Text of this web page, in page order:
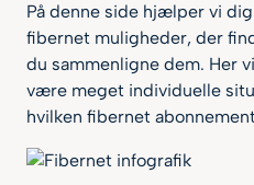
Teknologi
Udbydere
På denne side hjælper vi
fibernet muligheder, der
du sammenligne dem. Her
være meget individuelle
hvilken fibernet